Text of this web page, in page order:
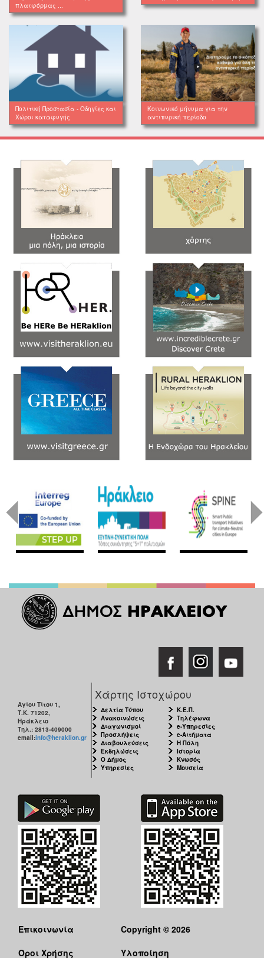
πλατφόρμας ...
Πολιτική Προστασία - Οδηγίες και
Χώροι καταφυγής
Κοινωνικό μήνυμα για την
αντιπυρική περίοδο
Αγίου Τίτου 1,
Τ.Κ. 71202,
Ηράκλειο
Τηλ.: 2813-409000
email:info@heraklion.gr
Χάρτης Ιστοχώρου
Δελτία Τύπου
Ανακοινώσεις
Διαγωνισμοί
Προσλήψεις
Διαβουλεύσεις
Εκδηλώσεις
Ο Δήμος
Υπηρεσίες
Κ.Ε.Π.
Τηλέφωνα
e-Υπηρεσίες
e-Αιτήματα
Η Πόλη
Ιστορία
Κνωσός
Μουσεία
Επικοινωνία
Όροι Χρήσης
Copyright © 2026
Υλοποίηση